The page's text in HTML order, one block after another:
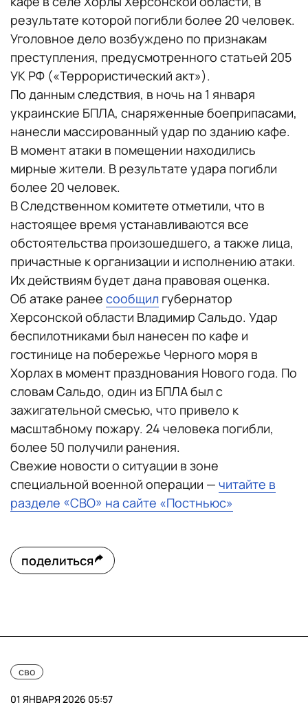
результате которой погибли более 20 человек.
Уголовное дело возбуждено по признакам
преступления, предусмотренного статьей 205
УК РФ («Террористический акт»).
По данным следствия, в ночь на 1 января
украинские БПЛА, снаряженные боеприпасами,
нанесли массированный удар по зданию кафе.
В момент атаки в помещении находились
мирные жители. В результате удара погибли
более 20 человек.
В Следственном комитете отметили, что в
настоящее время устанавливаются все
обстоятельства произошедшего, а также лица,
причастные к организации и исполнению атаки.
Их действиям будет дана правовая оценка.
Об атаке ранее сообщил губернатор
Херсонской области Владимир Сальдо. Удар
беспилотниками был нанесен по кафе и
гостинице на побережье Черного моря в
Хорлах в момент празднования Нового года. По
словам Сальдо, один из БПЛА был с
зажигательной смесью, что привело к
масштабному пожару. 24 человека погибли,
более 50 получили ранения.
Свежие новости о ситуации в зоне
специальной военной операции — читайте в
разделе «СВО» на сайте «Постньюс»
поделиться
сво
01 ЯНВАРЯ 2026 05:57